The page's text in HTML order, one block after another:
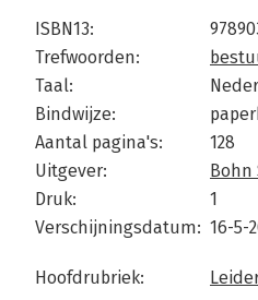
ISBN13:
Trefwoorden:
Taal:
Bindwijze:
Aantal pagina's:
128
Uitgever:
Bohn
Druk:
1
Verschijningsdatum: 16-5-
Hoofdrubriek: